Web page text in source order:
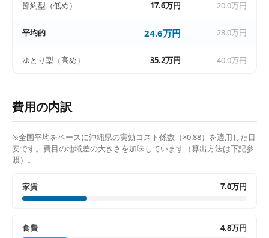
節約型（低め） 17.6万円 20.0万円
平均的 24.6万円 28.0万円
ゆとり型（高め） 35.2万円 40.0万円
費用の内訳
※全国平均をベースに沖縄県の実効コスト係数（×0.88）を適用した目
安です。費目の地域差の大きさを加味しています（算出方法は下記参
照）。
家賃 7.0万円
食費 4.8万円